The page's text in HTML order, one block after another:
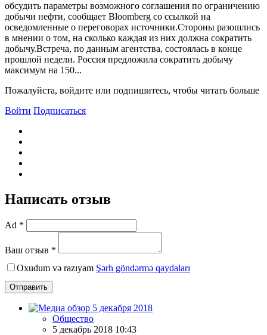
обсудить параметры возможного соглашения по ограничению
добычи нефти, сообщает Bloomberg со ссылкой на
осведомленные о переговорах источники.Стороны разошлись
в мнении о том, на сколько каждая из них должна сократить
добычу.Bстреча, по данным агентства, состоялась в конце
прошлой недели. Россия предложила сократить добычу
максимум на 150...
Пожалуйста, войдите или подпишитесь, чтобы читать больше
Войти Подписаться
Написать отзыв
Ad *
Ваш отзыв *
Oxudum və razıyam Şərh göndərmə qaydaları
Отправить
Общество
5 декабрь 2018 10:43